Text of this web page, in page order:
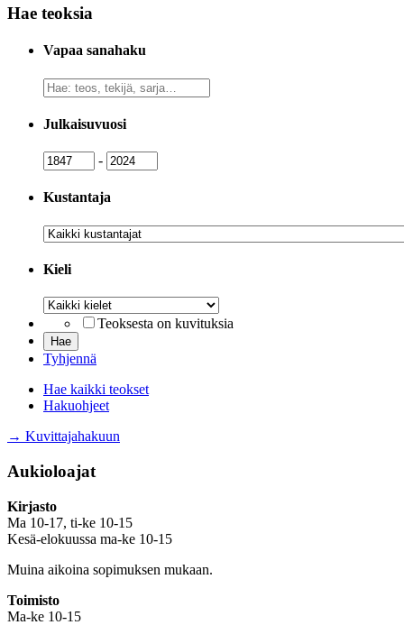
Hae teoksia
Vapaa sanahaku
Vapaa
sanahaku
Julkaisuvuosi
Julkaisuvuosi
- Julkaisuvuosi
Kustantaja
Kustantaja
Kieli
Kieli
Teoksesta on kuvituksia
Tyhjennä
Hae kaikki teokset
Hakuohjeet
→ Kuvittajahakuun
Aukioloajat
Kirjasto
Ma 10-17, ti-ke 10-15
Kesä-elokuussa ma-ke 10-15
Muina aikoina sopimuksen mukaan.
Toimisto
Ma-ke 10-15